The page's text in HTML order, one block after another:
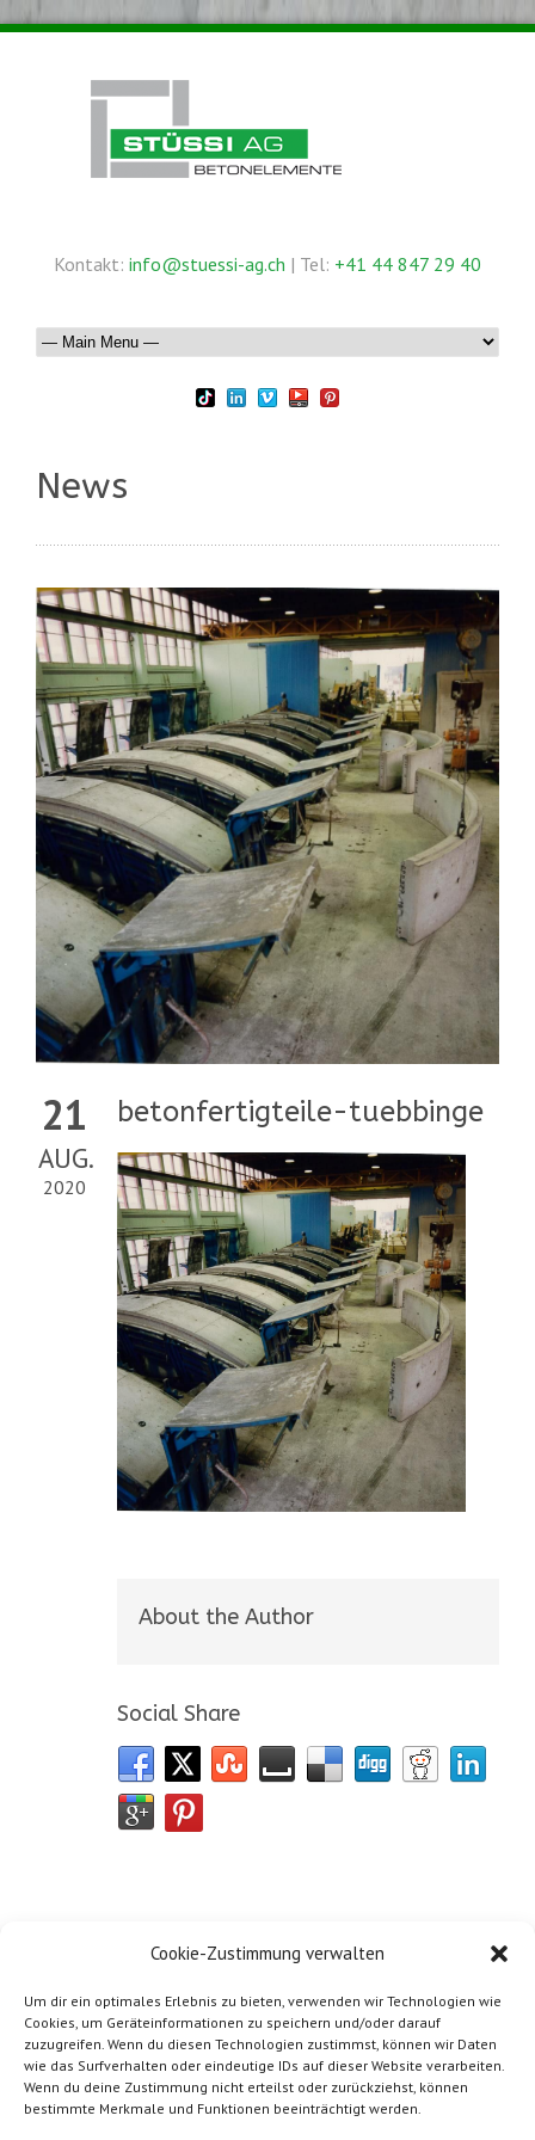
Cookie-Zustimmung verwalten
Um dir ein optimales Erlebnis zu bieten, verwenden wir Technologien wie
Cookies, um Geräteinformationen zu speichern und/oder darauf
zuzugreifen. Wenn du diesen Technologien zustimmst, können wir Daten
wie das Surfverhalten oder eindeutige IDs auf dieser Website verarbeiten.
Wenn du deine Zustimmung nicht erteilst oder zurückziehst, können
bestimmte Merkmale und Funktionen beeinträchtigt werden.
Kontakt: info@stuessi-ag.ch | Tel: +41 44 847 29 40
News
21
AUG.
2020
betonfertigteile-tuebbinge
About the Author
Social Share